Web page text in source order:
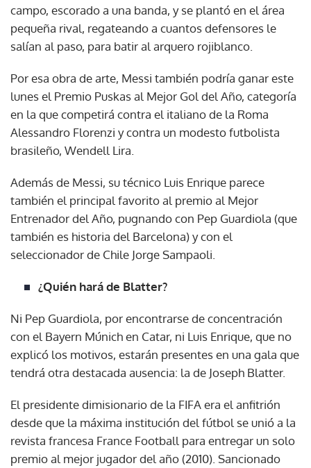
campo, escorado a una banda, y se plantó en el área
pequeña rival, regateando a cuantos defensores le
salían al paso, para batir al arquero rojiblanco.
Por esa obra de arte, Messi también podría ganar este
lunes el Premio Puskas al Mejor Gol del Año, categoría
en la que competirá contra el italiano de la Roma
Alessandro Florenzi y contra un modesto futbolista
brasileño, Wendell Lira.
Además de Messi, su técnico Luis Enrique parece
también el principal favorito al premio al Mejor
Entrenador del Año, pugnando con Pep Guardiola (que
también es historia del Barcelona) y con el
seleccionador de Chile Jorge Sampaoli.
¿Quién hará de Blatter?
Ni Pep Guardiola, por encontrarse de concentración
con el Bayern Múnich en Catar, ni Luis Enrique, que no
explicó los motivos, estarán presentes en una gala que
tendrá otra destacada ausencia: la de Joseph Blatter.
El presidente dimisionario de la FIFA era el anfitrión
desde que la máxima institución del fútbol se unió a la
revista francesa France Football para entregar un solo
premio al mejor jugador del año (2010). Sancionado